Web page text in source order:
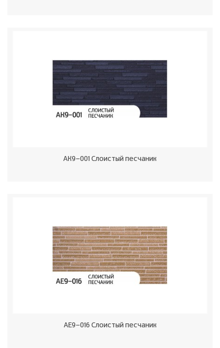
АК9-001 Слоистый песчаник
AЕ9-016 Слоистый песчаник